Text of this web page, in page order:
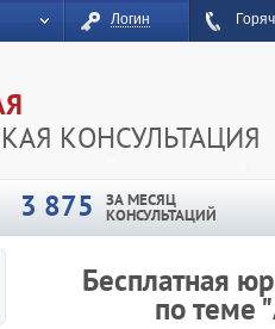
Логин
КОНСУЛЬТАЦИЯ
3 875 ЗА МЕСЯЦ
КОНСУЛЬТАЦИЙ
Бесплатная
по теме